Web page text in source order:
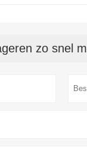
zo snel